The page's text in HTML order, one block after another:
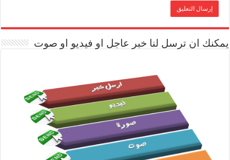
يمكنك ان ترسل لنا خبر عاجل او فيديو او صوت